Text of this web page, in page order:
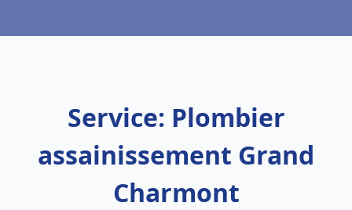
Service: Plombier
assainissement Grand
Charmont